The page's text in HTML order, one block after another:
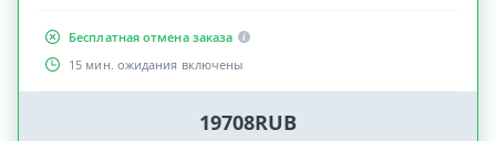
Бесплатная отмена заказа
15 мин. ожидания включены
19708RUB